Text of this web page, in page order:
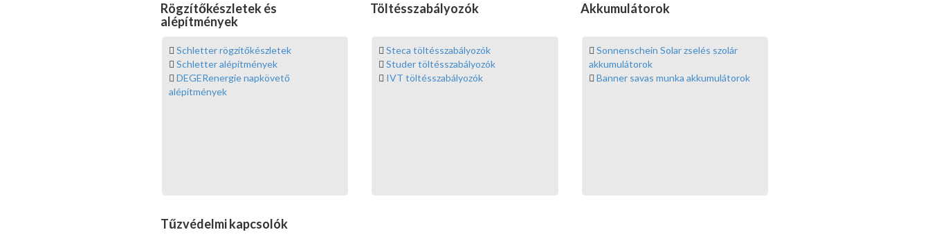
Rögzítőkészletek és
alépítmények
Schletter rögzítőkészletek
Schletter alépítmények
DEGERenergie napkövető
alépítmények
Töltésszabályozók
Steca töltésszabályozók
Studer töltésszabályozók
IVT töltésszabályozók
Akkumulátorok
Sonnenschein Solar zselés szolár
akkumulátorok
Banner savas munka akkumulátorok
Tűzvédelmi kapcsolók